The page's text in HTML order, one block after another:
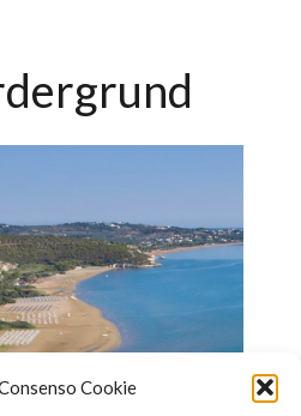
Cookie